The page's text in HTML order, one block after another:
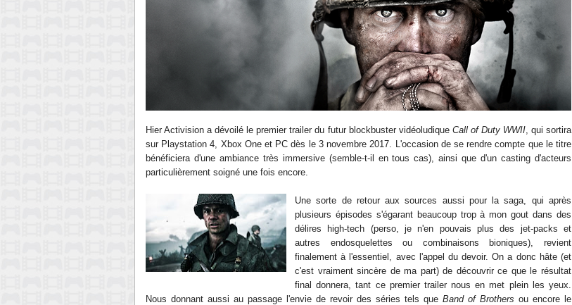
Hier Activision a dévoilé le premier trailer du futur blockbuster vidéoludique Call of Duty WWII, qui sortira
sur Playstation 4, Xbox One et PC dès le 3 novembre 2017. L'occasion de se rendre compte que le titre
bénéficiera d'une ambiance très immersive (semble-t-il en tous cas), ainsi que d'un casting d'acteurs
particulièrement soigné une fois encore.
Une sorte de retour aux sources aussi pour la saga, qui après
plusieurs épisodes s'égarant beaucoup trop à mon gout dans des
délires high-tech (perso, je n'en pouvais plus des jet-packs et
autres endosquelettes ou combinaisons bioniques), revient
finalement à l'essentiel, avec l'appel du devoir. On a donc hâte (et
c'est vraiment sincère de ma part) de découvrir ce que le résultat
final donnera, tant ce premier trailer nous en met plein les yeux.
Nous donnant aussi au passage l'envie de revoir des séries tels que Band of Brothers ou encore le